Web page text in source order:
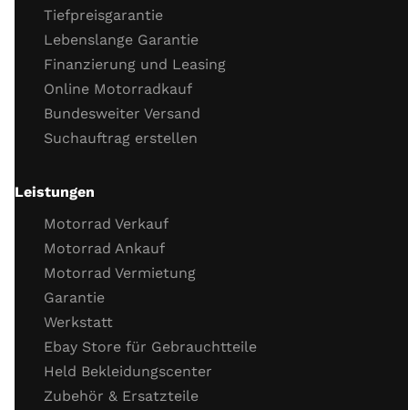
Tiefpreisgarantie
Lebenslange Garantie
Finanzierung und Leasing
Online Motorradkauf
Bundesweiter Versand
Suchauftrag erstellen
Leistungen
Motorrad Verkauf
Motorrad Ankauf
Motorrad Vermietung
Garantie
Werkstatt
Ebay Store für Gebrauchtteile
Held Bekleidungscenter
Zubehör & Ersatzteile